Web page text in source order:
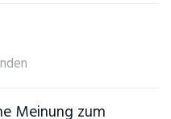
Meinung zum